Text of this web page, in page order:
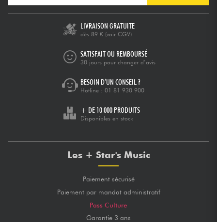
LIVRAISON GRATUITE
dès 89 € (voir CGV)
SATISFAIT OU REMBOURSÉ
30 jours pour changer d’avis
BESOIN D’UN CONSEIL ?
Hotline : 01 81 930 900
+ DE 10 000 PRODUITS
Disponibles en stock
Les + Star's Music
Paiement sécurisé
Paiement par mandat administratif
Pass Culture
Garantie 3 ans